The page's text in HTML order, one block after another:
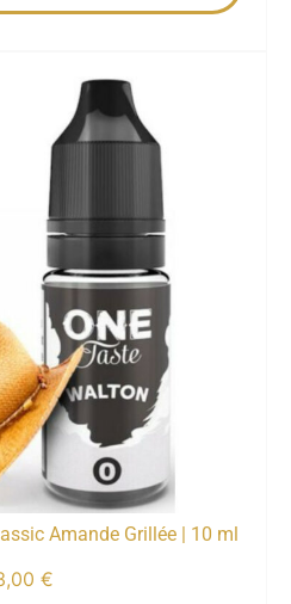
Amande Grillée | 10 ml
€